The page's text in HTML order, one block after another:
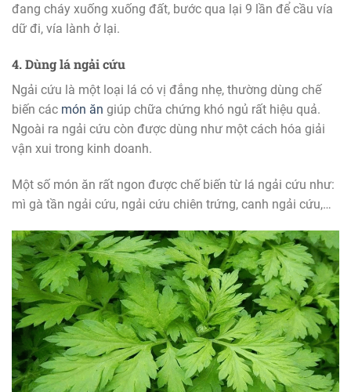
đang cháy xuống xuống đất, bước qua lại 9 lần để cầu vía
dữ đi, vía lành ở lại.
4. Dùng lá ngải cứu
Ngải cứu là một loại lá có vị đắng nhẹ, thường dùng chế
biến các món ăn giúp chữa chứng khó ngủ rất hiệu quả.
Ngoài ra ngải cứu còn được dùng như một cách hóa giải
vận xui trong kinh doanh.
Một số món ăn rất ngon được chế biến từ lá ngải cứu như:
mì gà tần ngải cứu, ngải cứu chiên trứng, canh ngải cứu,…